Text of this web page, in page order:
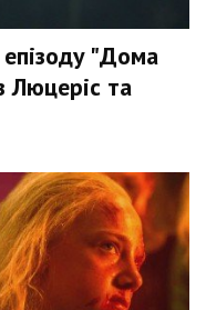
епізоду "Дома
Люцеріс та